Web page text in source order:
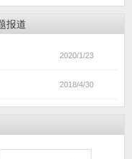
报道
2020/1/23
2018/4/30